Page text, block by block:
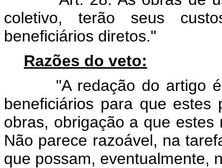
coletivo, terão seus
beneficiários diretos."
Razões do veto:
"A redação do artigo é
beneficiários para que
obras, obrigação a que
Não parece razoável, na
que possam, eventualmente,